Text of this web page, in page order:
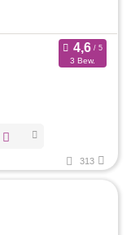
3 Bew.
313